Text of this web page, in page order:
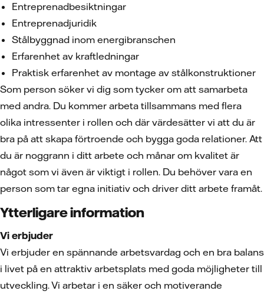
Entreprenadbesiktningar
Entreprenadjuridik
Stålbyggnad inom energibranschen
Erfarenhet av kraftledningar
Praktisk erfarenhet av montage av stålkonstruktioner
Som person söker vi dig som tycker om att samarbeta
med andra. Du kommer arbeta tillsammans med flera
olika intressenter i rollen och där värdesätter vi att du är
bra på att skapa förtroende och bygga goda relationer. Att
du är noggrann i ditt arbete och månar om kvalitet är
något som vi även är viktigt i rollen. Du behöver vara en
person som tar egna initiativ och driver ditt arbete framåt.
Ytterligare information
Vi erbjuder
Vi erbjuder en spännande arbetsvardag och en bra balans
i livet på en attraktiv arbetsplats med goda möjligheter till
utveckling. Vi arbetar i en säker och motiverande